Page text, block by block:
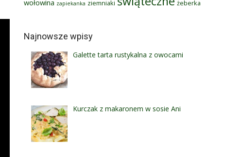
wołowina zapiekanka ziemniaki żeberka
Najnowsze wpisy
Galette tarta rustykalna z owocami
Kurczak z makaronem w sosie Ani